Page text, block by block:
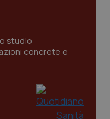
studio
concrete e